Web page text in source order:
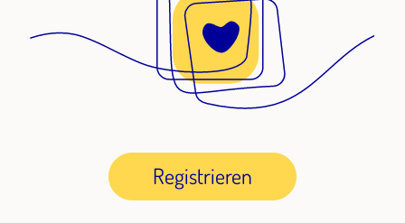
Registrieren